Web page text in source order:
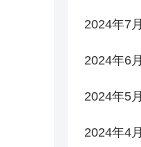
2024年7月
2024年6月
2024年5月
2024年4月